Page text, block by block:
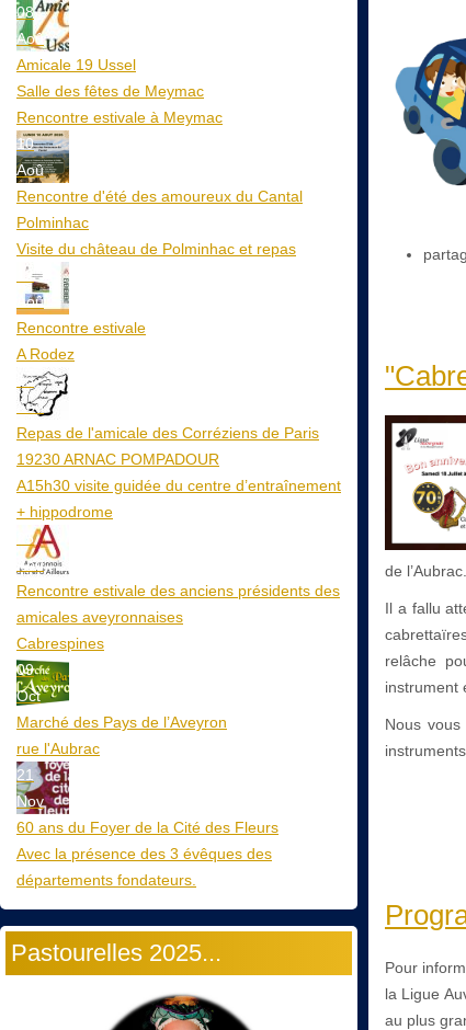
08
Aoû
Amicale 19 Ussel
Salle des fêtes de Meymac
Rencontre estivale à Meymac
10
Aoû
Rencontre d'été des amoureux du Cantal
Polminhac
Visite du château de Polminhac et repas
12
Aoû
Rencontre estivale
A Rodez
23
Aoû
Repas de l'amicale des Corréziens de Paris
19230 ARNAC POMPADOUR
A15h30 visite guidée du centre d’entraînement
+ hippodrome
25
Aoû
Rencontre estivale des anciens présidents des
amicales aveyronnaises
Cabrespines
09
Oct
Marché des Pays de l’Aveyron
rue l'Aubrac
21
Nov
60 ans du Foyer de la Cité des Fleurs
Avec la présence des 3 évêques des
départements fondateurs.
Pastourelles 2025...
de l’Aubrac.
Il a fallu
relâche
instrument
Nous
Pour
la Ligue
au plus